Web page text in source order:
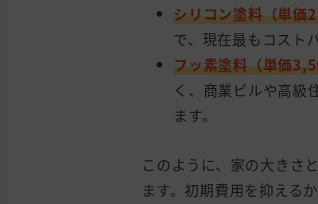
シリコン塗料（単
で、現在最もコスト
フッ素塗料（単価
く、商業ビルや高級
ます。
このように、家の大きさ
ます。初期費用を抑える